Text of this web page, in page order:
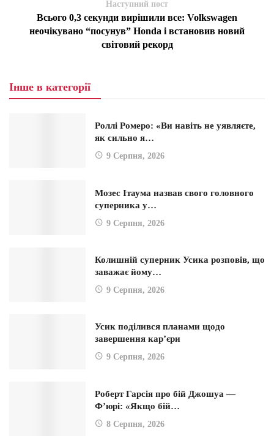
Наступний пост
Всього 0,3 секунди вирішили все: Volkswagen
неочікувано “посунув” Honda і встановив новий
світовий рекорд
Інше в категорії
Роллі Ромеро: «Ви навіть не уявляєте,
як сильно я…
9 Серпня, 2026
Мозес Ітаума назвав свого головного
суперника у…
9 Серпня, 2026
Колишній суперник Усика розповів, що
заважає йому…
9 Серпня, 2026
Усик поділився планами щодо
завершення кар’єри
9 Серпня, 2026
Роберт Гарсія про бій Джошуа —
Ф’юрі: «Якщо бій…
8 Серпня, 2026